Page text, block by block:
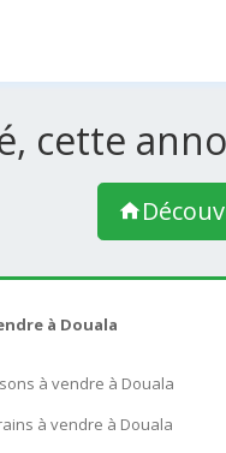
cette
à Douala
à vendre à Douala
à vendre à Douala